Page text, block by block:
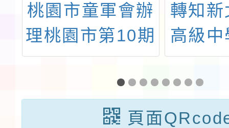
桃園市童軍會辦
理桃園市第10期
稚齡童軍服務員
木章基本訓練一
案，鼓勵所屬踴
轉知
高級
棒球
頁面